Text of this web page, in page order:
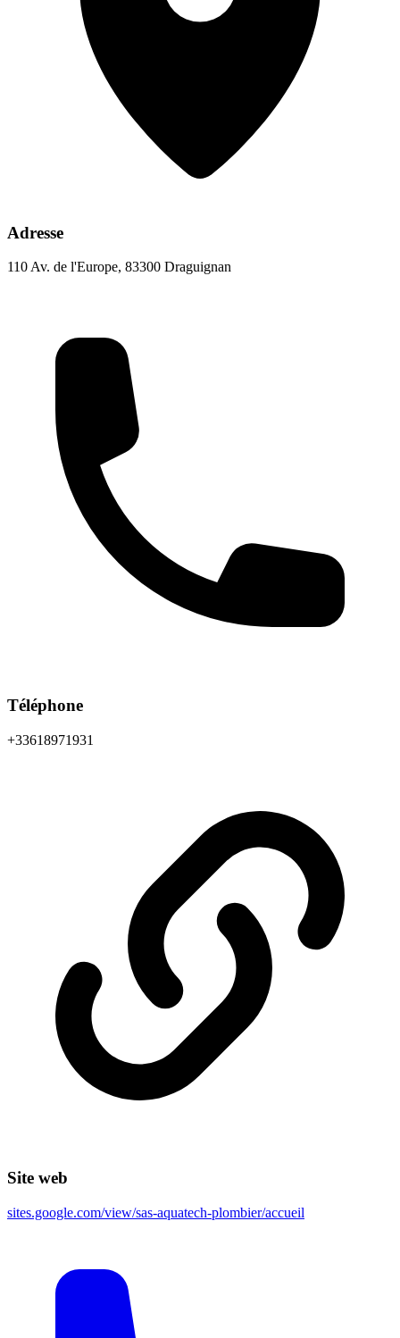
Adresse
110 Av. de l'Europe, 83300 Draguignan
Téléphone
+33618971931
Site web
sites.google.com/view/sas-aquatech-plombier/accueil